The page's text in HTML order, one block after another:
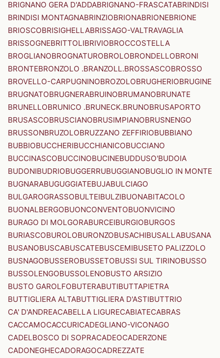
BRIGNANO GERA D'ADDABRIGNANO-FRASCATABRINDISI
BRINDISI MONTAGNABRINZIOBRIONABRIONEBRIONE
BRIOSCOBRISIGHELLABRISSAGO-VALTRAVAGLIA
BRISSOGNEBRITTOLIBRIVIOBROCCOSTELLA
BROGLIANOBROGNATUROBROLOBRONDELLOBRONI
BRONTEBRONZOLO .BRANZOLL.BROSSASCOBROSSO
BROVELLO-CARPUGNINOBROZOLOBRUGHERIOBRUGINE
BRUGNATOBRUGNERABRUINOBRUMANOBRUNATE
BRUNELLOBRUNICO .BRUNECK.BRUNOBRUSAPORTO
BRUSASCOBRUSCIANOBRUSIMPIANOBRUSNENGO
BRUSSONBRUZOLOBRUZZANO ZEFFIRIOBUBBIANO
BUBBIOBUCCHERIBUCCHIANICOBUCCIANO
BUCCINASCOBUCCINOBUCINEBUDDUSO'BUDOIA
BUDONIBUDRIOBUGGERRUBUGGIANOBUGLIO IN MONTE
BUGNARABUGUGGIATEBUJABULCIAGO
BULGAROGRASSOBULTEIBULZIBUONABITACOLO
BUONALBERGOBUONCONVENTOBUONVICINO
BURAGO DI MOLGORABURCEIBURGIOBURGOS
BURIASCOBUROLOBURONZOBUSACHIBUSALLABUSANA
BUSANOBUSCABUSCATEBUSCEMIBUSETO PALIZZOLO
BUSNAGOBUSSEROBUSSETOBUSSI SUL TIRINOBUSSO
BUSSOLENGOBUSSOLENOBUSTO ARSIZIO
BUSTO GAROLFOBUTERABUTIBUTTAPIETRA
BUTTIGLIERA ALTABUTTIGLIERA D'ASTIBUTTRIO
CA' D'ANDREACABELLA LIGURECABIATECABRAS
CACCAMOCACCURICADEGLIANO-VICONAGO
CADELBOSCO DI SOPRACADEOCADERZONE
CADONEGHECADORAGOCADREZZATE